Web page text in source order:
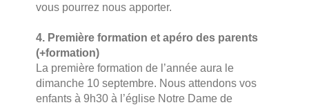
vous pourrez nous apporter.
4. Première formation et apéro des parents
(+formation)
La première formation de l’année aura le
dimanche 10 septembre. Nous attendons vos
enfants à 9h30 à l’église Notre Dame de